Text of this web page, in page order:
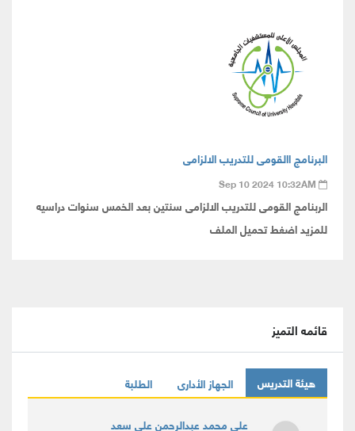
البرنامج االقومى للتدريب الالزامى
Sep 10 2024 10:32AM
الربنامج القومى للتدريب الالزامى سنتين بعد الخمس سنوات دراسيه
للمزيد اضغط تحميل الملف
قائمه التميز
هيئة التدريس الجهاز الأدارى الطلبة
علي محمد عبدالرحمن على سعد